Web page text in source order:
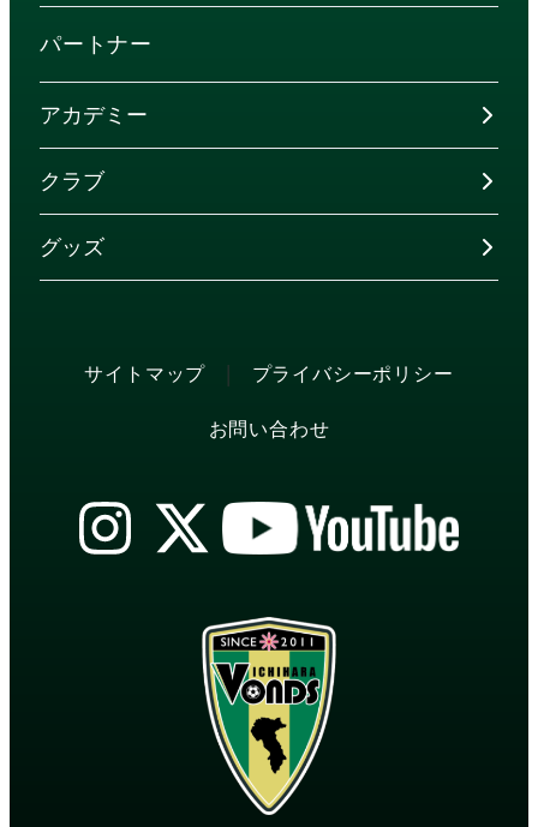
パートナー
アカデミー
クラブ
グッズ
サイトマップ | プライバシーポリシー
お問い合わせ